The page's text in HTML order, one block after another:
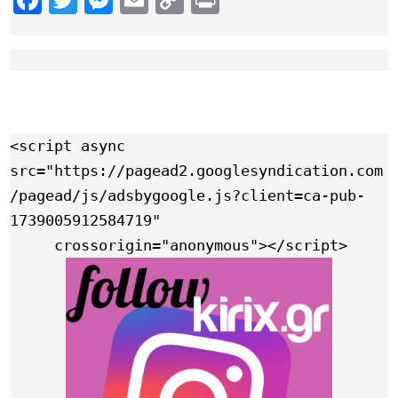
<script async
src="https://pagead2.googlesyndication.com
/pagead/js/adsbygoogle.js?client=ca-pub-
1739005912584719"
     crossorigin="anonymous"></script>